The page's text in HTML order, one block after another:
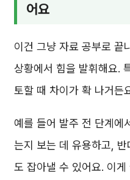
어요
이건 그냥 자료 공부로 끝
상황에서 힘을 발휘해요.
토할 때 차이가 확 나거든
예를 들어 발주 전 단계에
는지 보는 데 유용하고,
도 잡아낼 수 있어요. 이